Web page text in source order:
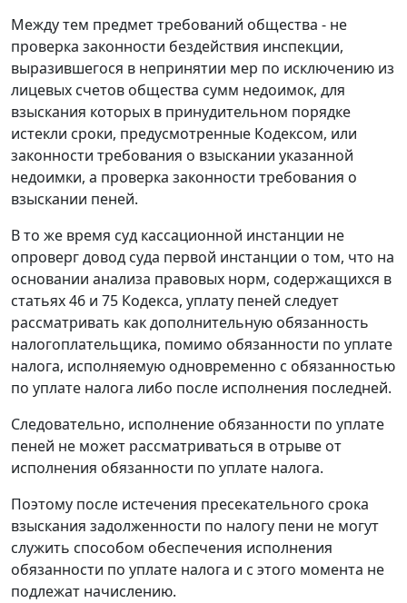
Между тем предмет требований общества - не
проверка законности бездействия инспекции,
выразившегося в непринятии мер по исключению из
лицевых счетов общества сумм недоимок, для
взыскания которых в принудительном порядке
истекли сроки, предусмотренные Кодексом, или
законности требования о взыскании указанной
недоимки, а проверка законности требования о
взыскании пеней.
В то же время суд кассационной инстанции не
опроверг довод суда первой инстанции о том, что на
основании анализа правовых норм, содержащихся в
статьях 46 и 75 Кодекса, уплату пеней следует
рассматривать как дополнительную обязанность
налогоплательщика, помимо обязанности по уплате
налога, исполняемую одновременно с обязанностью
по уплате налога либо после исполнения последней.
Следовательно, исполнение обязанности по уплате
пеней не может рассматриваться в отрыве от
исполнения обязанности по уплате налога.
Поэтому после истечения пресекательного срока
взыскания задолженности по налогу пени не могут
служить способом обеспечения исполнения
обязанности по уплате налога и с этого момента не
подлежат начислению.